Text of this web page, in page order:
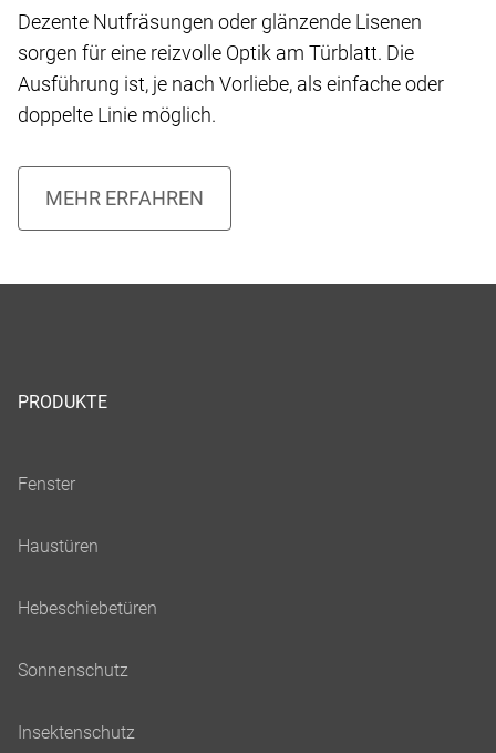
Dezente Nutfräsungen oder glänzende Lisenen
sorgen für eine reizvolle Optik am Türblatt. Die
Ausführung ist, je nach Vorliebe, als einfache oder
doppelte Linie möglich.
PRODUKTE